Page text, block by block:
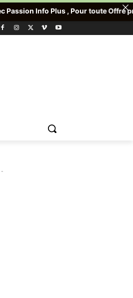
-
toute Offre promotionnelle